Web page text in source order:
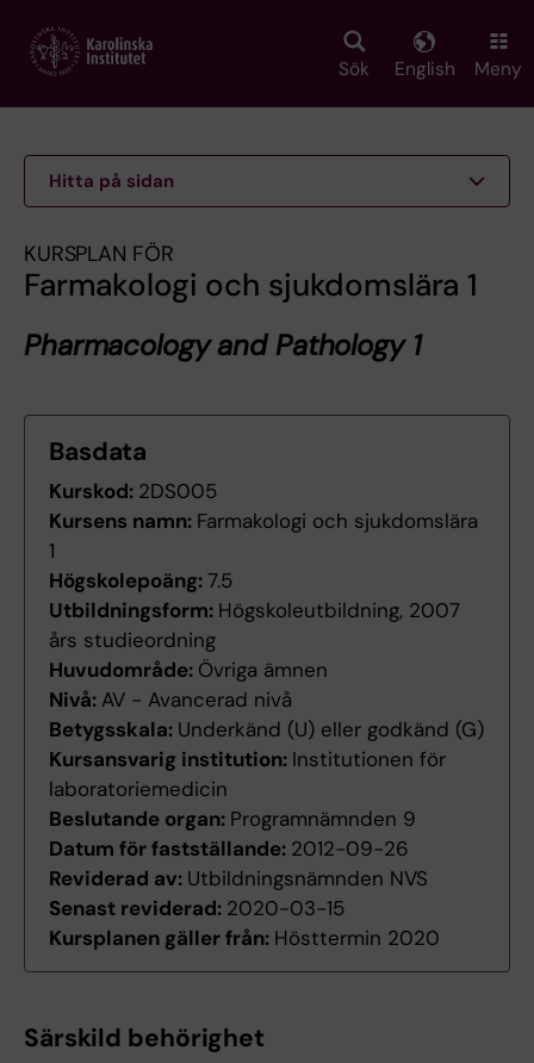
main
Sök English Meny
Hitta på sidan
KURSPLAN FÖR
Farmakologi och sjukdomslära 1
Pharmacology and Pathology 1
Basdata
Kurskod: 2DS005
Kursens namn: Farmakologi och sjukdomslära
1
Högskolepoäng:7.5
Utbildningsform: Högskoleutbildning, 2007
års studieordning
Huvudområde: Övriga ämnen
Nivå: AV - Avancerad nivå
Betygsskala: Underkänd (U) eller godkänd (G)
Kursansvarig institution: Institutionen för
laboratoriemedicin
Beslutande organ: Programnämnden 9
Datum för fastställande: 2012-09-26
Reviderad av: Utbildningsnämnden NVS
Senast reviderad: 2020-03-15
Kursplanen gäller från: Hösttermin 2020
Särskild behörighet